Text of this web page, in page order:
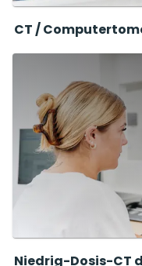
CT /
Niedrig-Dosis-CT